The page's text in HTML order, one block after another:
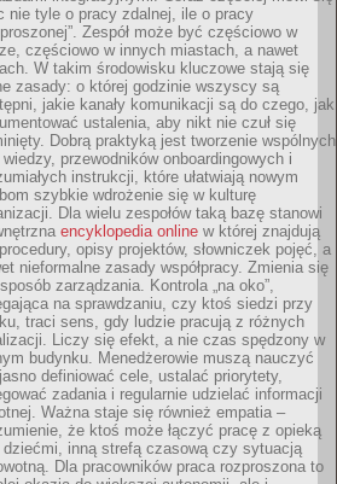
nie tyle o pracy zdalnej, ile o pracy
Zespół może być częściowo w
częściowo w innych miastach, a nawet
W takim środowisku kluczowe stają się
zasady: o której godzinie wszyscy są
jakie kanały komunikacji są do czego, jak
ustalenia, aby nikt nie czuł się
Dobrą praktyką jest tworzenie wspólnych
wiedzy, przewodników onboardingowych i
instrukcji, które ułatwiają nowym
szybkie wdrożenie się w kulturę
Dla wielu zespołów taką bazę stanowi
encyklopedia online w której znajdują
opisy projektów, słowniczek pojęć, a
nieformalne zasady współpracy. Zmienia się
zarządzania. Kontrola „na oko”,
na sprawdzaniu, czy ktoś siedzi przy
traci sens, gdy ludzie pracują z różnych
Liczy się efekt, a nie czas spędzony w
budynku. Menedżerowie muszą nauczyć
definiować cele, ustalać priorytety,
zadania i regularnie udzielać informacji
Ważna staje się również empatia –
że ktoś może łączyć pracę z opieką
dziećmi, inną strefą czasową czy sytuacją
Dla pracowników praca rozproszona to